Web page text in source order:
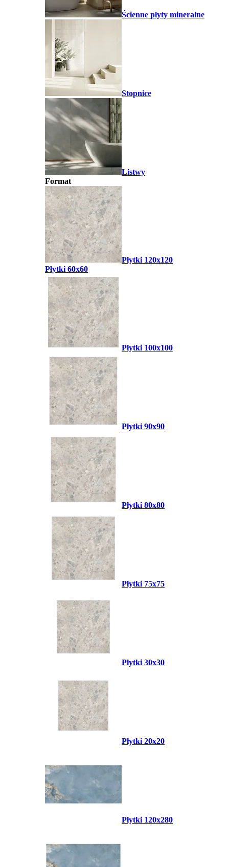
Ścienne płyty mineralne
Stopnice
Listwy
Format
Płytki 120x120
Płytki 60x60
Płytki 100x100
Płytki 90x90
Płytki 80x80
Płytki 75x75
Płytki 30x30
Płytki 20x20
Płytki 120x280